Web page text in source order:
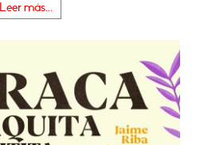
Leer más...